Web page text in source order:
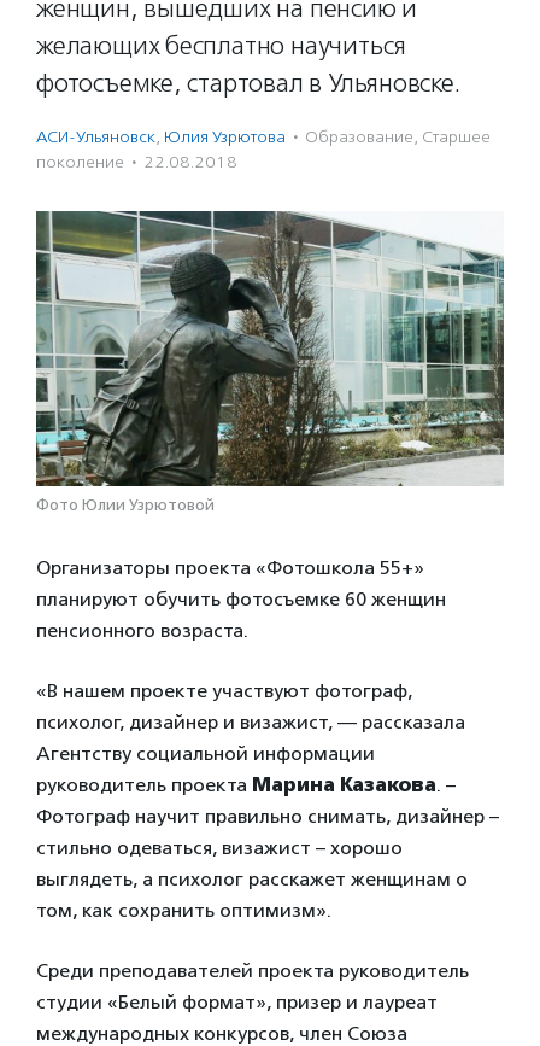
женщин, вышедших на пенсию и
желающих бесплатно научиться
фотосъемке, стартовал в Ульяновске.
АСИ-Ульяновск, Юлия Узрютова · Образование, Старшее
поколение · 22.08.2018
Фото Юлии Узрютовой
Организаторы проекта «Фотошкола 55+»
планируют обучить фотосъемке 60 женщин
пенсионного возраста.
«В нашем проекте участвуют фотограф,
психолог, дизайнер и визажист, — рассказала
Агентству социальной информации
руководитель проекта Марина Казакова. –
Фотограф научит правильно снимать, дизайнер –
стильно одеваться, визажист – хорошо
выглядеть, а психолог расскажет женщинам о
том, как сохранить оптимизм».
Среди преподавателей проекта руководитель
студии «Белый формат», призер и лауреат
международных конкурсов, член Союза